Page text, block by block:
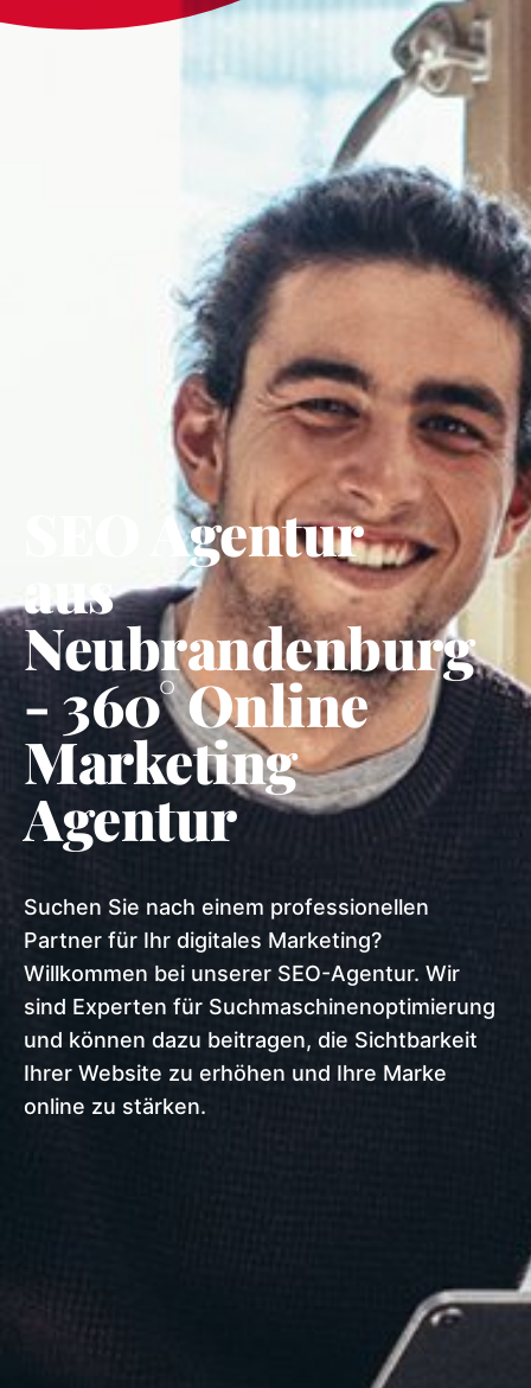
SEO Agentur
aus
Neubrandenburg
- 360° Online
Marketing
Agentur
Suchen Sie nach einem professionellen
Partner für Ihr digitales Marketing?
Willkommen bei unserer SEO-Agentur. Wir
sind Experten für Suchmaschinenoptimierung
und können dazu beitragen, die Sichtbarkeit
Ihrer Website zu erhöhen und Ihre Marke
online zu stärken.